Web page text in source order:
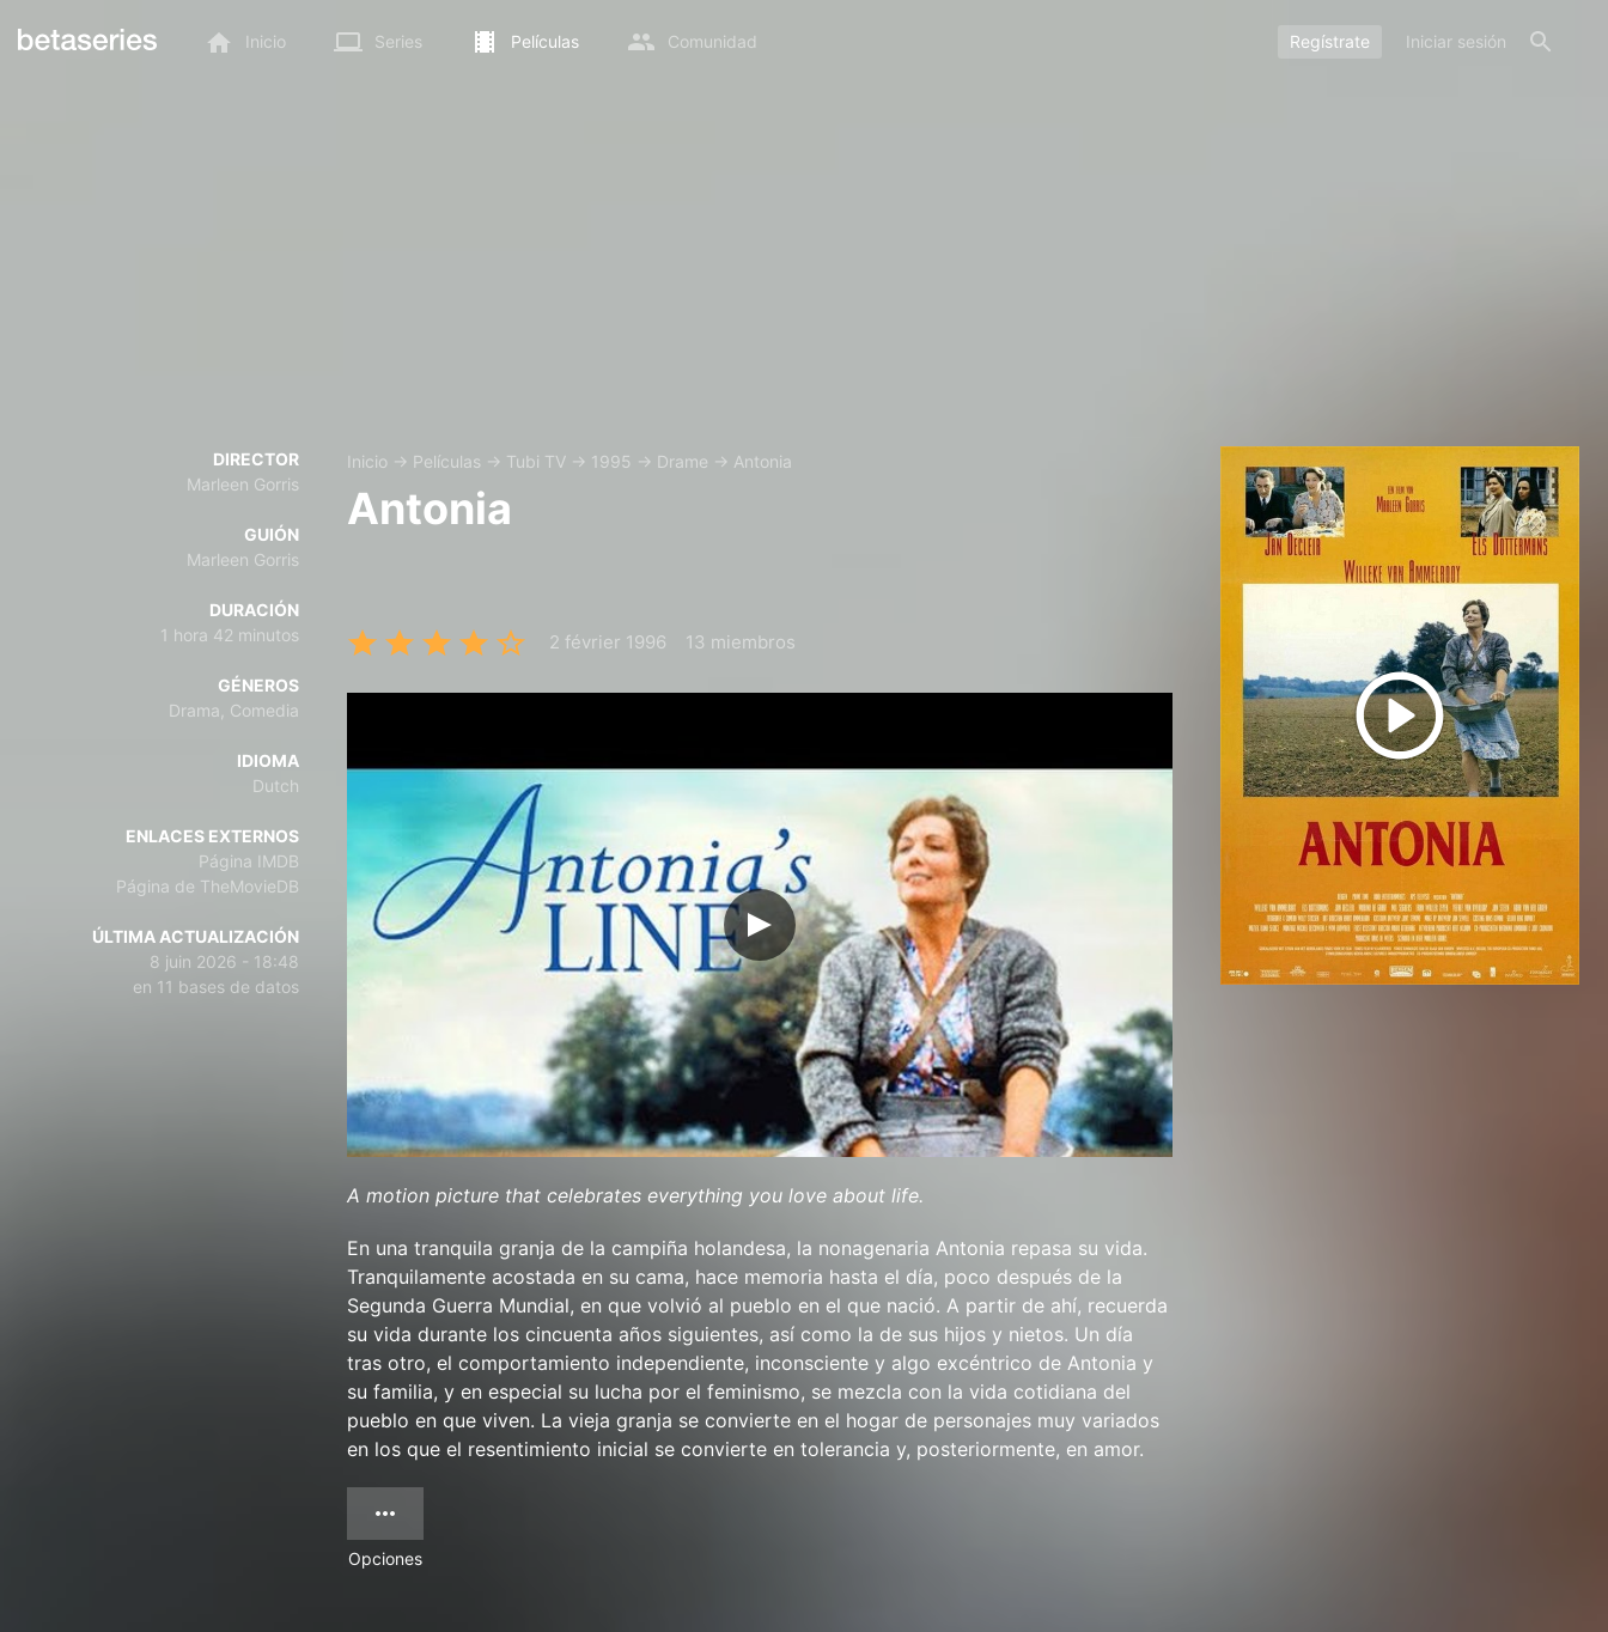
Inicio Series Películas Comunidad Regístrate Iniciar sesión
DIRECTOR
Marleen Gorris
GUIÓN
Marleen Gorris
DURACIÓN
1 hora 42 minutos
GÉNEROS
Drama, Comedia
IDIOMA
Dutch
ENLACES EXTERNOS
Página IMDB
Página de TheMovieDB
ÚLTIMA ACTUALIZACIÓN
8 juin 2026 - 18:48
en 11 bases de datos
Inicio → Películas → Tubi TV → 1995 → Drame → Antonia
Antonia
2 février 1996 13 miembros
A motion picture that celebrates everything you love about life.
En una tranquila granja de la campiña holandesa, la nonagenaria Antonia repasa su vida.
Tranquilamente acostada en su cama, hace memoria hasta el día, poco después de la
Segunda Guerra Mundial, en que volvió al pueblo en el que nació. A partir de ahí, recuerda
su vida durante los cincuenta años siguientes, así como la de sus hijos y nietos. Un día
tras otro, el comportamiento independiente, inconsciente y algo excéntrico de Antonia y
su familia, y en especial su lucha por el feminismo, se mezcla con la vida cotidiana del
pueblo en que viven. La vieja granja se convierte en el hogar de personajes muy variados
en los que el resentimiento inicial se convierte en tolerancia y, posteriormente, en amor.
Opciones